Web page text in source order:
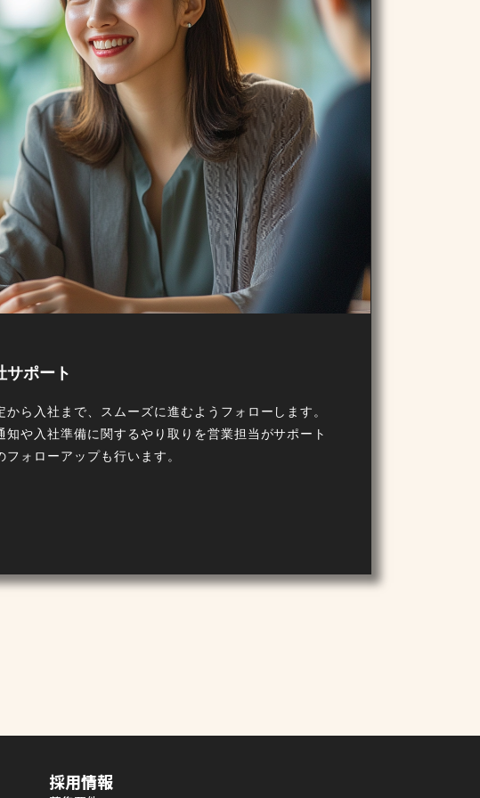
サポート
から入社まで、スムーズに進むようフォローします。
知や入社準備に関するやり取りを営業担当がサポート
フォローアップも行います。
採用情報